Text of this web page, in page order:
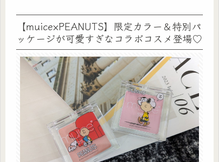
【muice×PEANUTS】限定カラー＆特別パ
ッケージが可愛すぎなコラボコスメ登場♡